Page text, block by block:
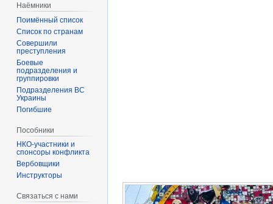
Наёмники
Поимённый список
Список по странам
Совершили
преступления
Боевые
подразделения и
группировки
Подразделения ВС
Украины
Погибшие
Пособники
спонсоры конфликта
‏‎Вербовщики
Инструкторы
Связаться с нами